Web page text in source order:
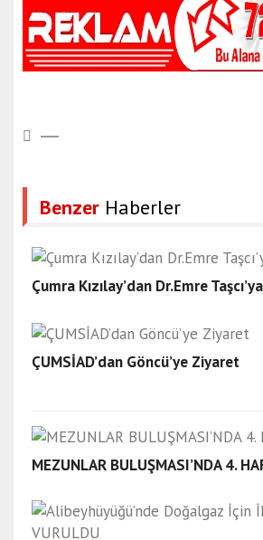
Benzer Haberler
Çumra Kızılay’dan Dr.Emre
ÇUMSİAD’dan Göncü’ye Ziyaret
MEZUNLAR BULUŞMASI’NDA 4.